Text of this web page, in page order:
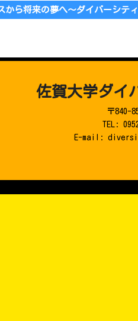
から将来の夢へ～ダイバーシテ
佐賀大学ダイ
〒840-
TEL:
E-mail: